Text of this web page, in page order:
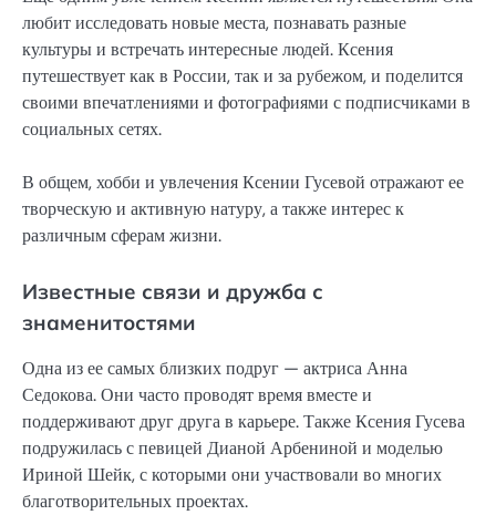
любит исследовать новые места, познавать разные
культуры и встречать интересные людей. Ксения
путешествует как в России, так и за рубежом, и поделится
своими впечатлениями и фотографиями с подписчиками в
социальных сетях.
В общем, хобби и увлечения Ксении Гусевой отражают ее
творческую и активную натуру, а также интерес к
различным сферам жизни.
Известные связи и дружба с
знаменитостями
Одна из ее самых близких подруг — актриса Анна
Седокова. Они часто проводят время вместе и
поддерживают друг друга в карьере. Также Ксения Гусева
подружилась с певицей Дианой Арбениной и моделью
Ириной Шейк, с которыми они участвовали во многих
благотворительных проектах.